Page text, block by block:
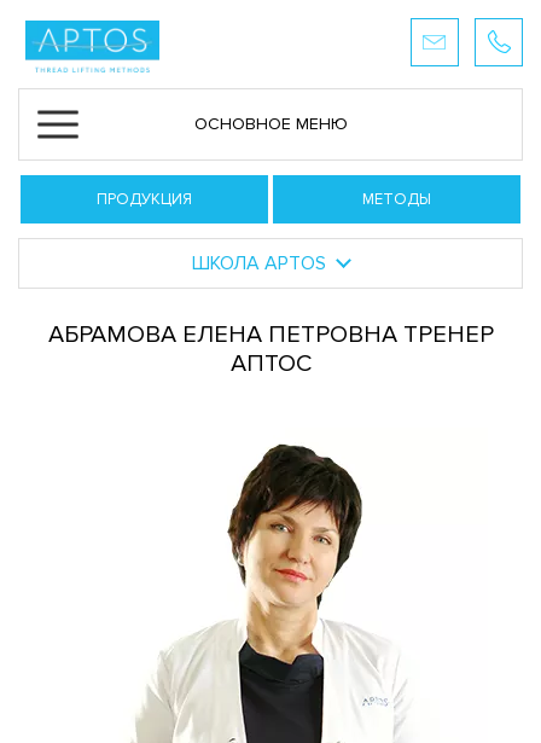
ОСНОВНОЕ МЕНЮ
ПРОДУКЦИЯ МЕТОДЫ
ШКОЛА APTOS
АБРАМОВА ЕЛЕНА ПЕТРОВНА ТРЕНЕР
АПТОС